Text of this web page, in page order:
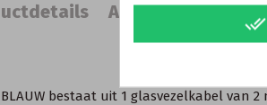
Accessoires
BLAUW bestaat uit 1 glasvezelkabel
done_all